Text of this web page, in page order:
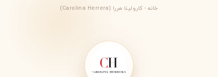
خانه - کارولینا هررا (Carolina Herrera)